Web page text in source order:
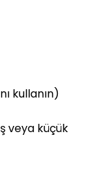
kullanın)
veya küçük